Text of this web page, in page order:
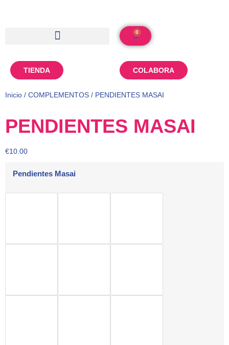
0
TIENDA COLABORA
Inicio / COMPLEMENTOS / PENDIENTES MASAI
PENDIENTES MASAI
€10.00
Pendientes Masai